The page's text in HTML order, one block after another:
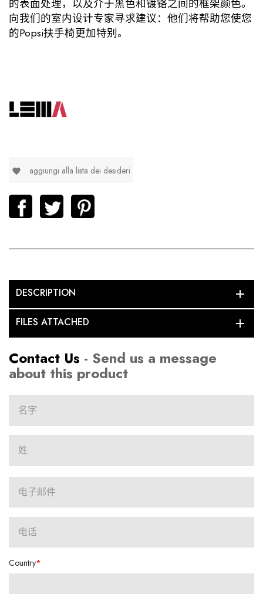
的表面处理，以及介于黑色和镀铬之间的框架颜色。
向我们的室内设计专家寻求建议：他们将帮助您使您
的Popsi扶手椅更加特别。
favorite aggiungi alla lista dei desideri
DESCRIPTION add
FILES ATTACHED add
Contact Us - Send us a message
about this product
Country